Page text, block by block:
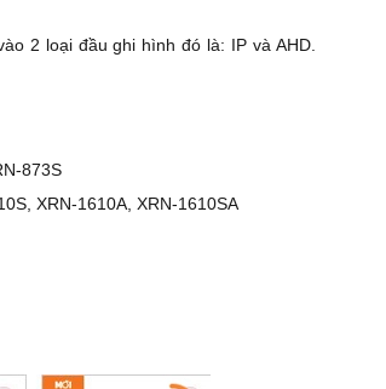
2 loại đầu ghi hình đó là: IP và AHD.
873S
XRN-1610A, XRN-1610SA